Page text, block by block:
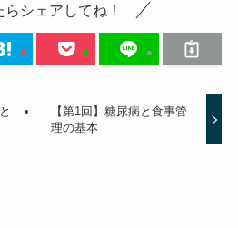
らシェアしてね！
【第1回】糖尿病と食事管
理の基本